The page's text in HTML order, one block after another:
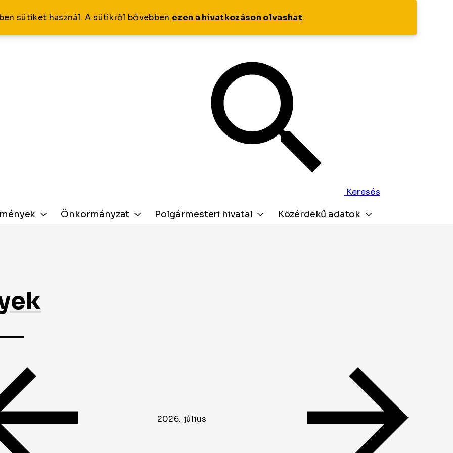
sütiket használ. A sütikről bővebben ezen a hivatkozáson olvashat.
Keresés
Önkormányzat Polgármesteri hivatal Közérdekű adatok
2026. július